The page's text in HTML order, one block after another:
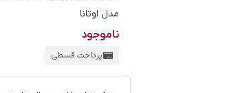
مدل اوتانا
ناموجود
پرداخت قسطی